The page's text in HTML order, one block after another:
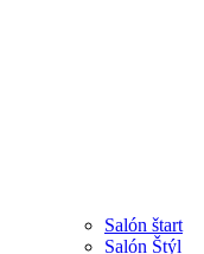
Salón štart
Salón Štýl